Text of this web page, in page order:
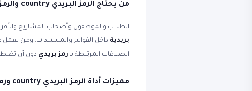
من يحتاج الرمز البريدي country والرمز البريدي؟
الطلاب والموظفون وأصحاب المشاريع
بريدية داخل الفواتير والمستندات. ومن يعمل
الصياغات المرتبطة بـ رمز بريدي دون أن
مميزات أداة الرمز البريدي country ورمز بريدي